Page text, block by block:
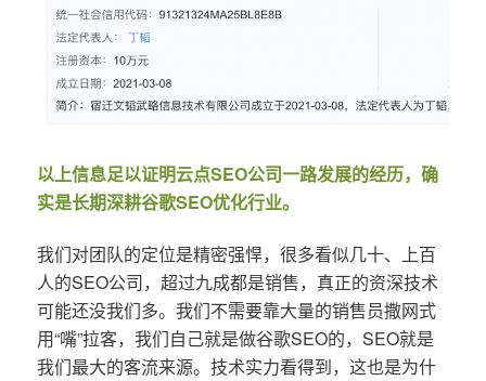
以上信息足以证明云点SEO公司一路发展的经历，确
实是长期深耕谷歌SEO优化行业。
我们对团队的定位是精密强悍，很多看似几十、上百
人的SEO公司，超过九成都是销售，真正的资深技术
可能还没我们多。我们不需要靠大量的销售员撒网式
用“嘴”拉客，我们自己就是做谷歌SEO的，SEO就是
我们最大的客流来源。技术实力看得到，这也是为什